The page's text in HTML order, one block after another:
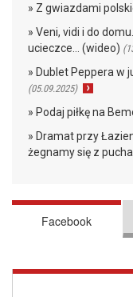
» Z gwiazdami
» Veni, vidi i do
ucieczce… (wideo)
» Dublet Peppera w
(05.09.2025)
» Podaj piłkę na
» Dramat przy
żegnamy się z
Facebook